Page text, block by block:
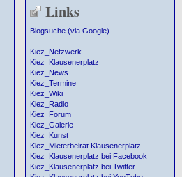
Links
Blogsuche (via Google)
Kiez_Netzwerk
Kiez_Klausenerplatz
Kiez_News
Kiez_Termine
Kiez_Wiki
Kiez_Radio
Kiez_Forum
Kiez_Galerie
Kiez_Kunst
Kiez_Mieterbeirat Klausenerplatz
Kiez_Klausenerplatz bei Facebook
Kiez_Klausenerplatz bei Twitter